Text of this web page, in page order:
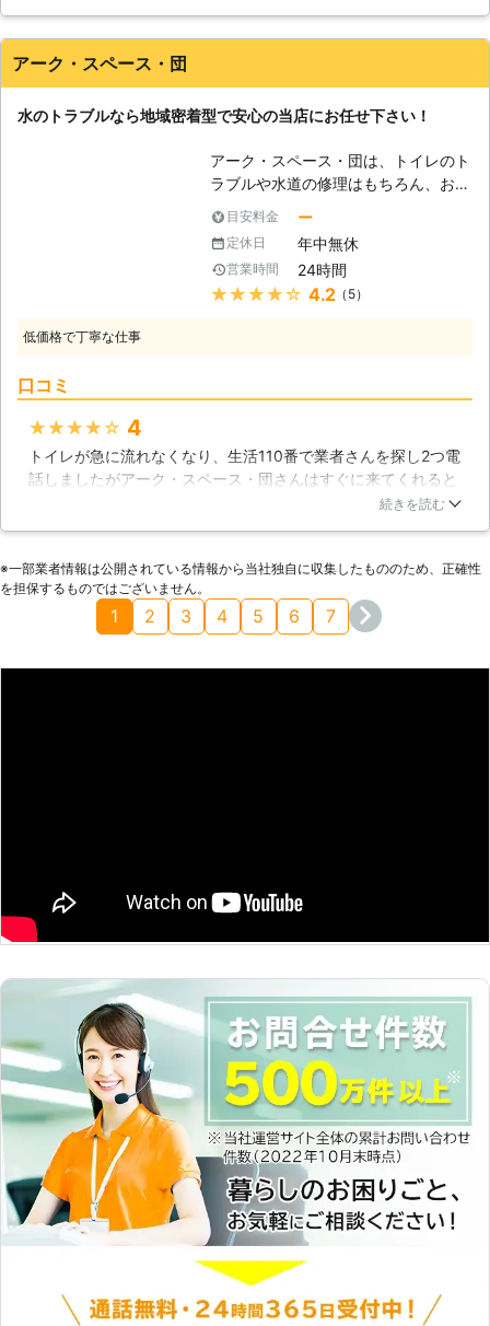
ご依頼頂ければと思います。 【トイ
レの水回りのトラブル】 トイレは便
パーを一度に流してしまった場合やペ
ンなどの異物を間違って流してしまっ
た場合など、様々な要因で詰まりが発
生してしまいます。詰まりを放置する
と、便器と床の間から水漏れが発生す
ることがあります。トイレタンクは内
部に、水をためておくパーツが複数設
置されており、不具合を起こすと水が
貯まらなくなったり、水の流れが極端
ら、またお願いしたいです。
大阪府 寝屋川市 2016年12月18日
アーク・スペース・団
水のトラブルなら地域密着型で安心の当店にお任せ下さい！
アーク・スペース・団は、トイレのト
ラブルや水道の修理はもちろん、お客
様の満足のいく住まいを形にするため
に家のことなら何でも行っておりま
す。お客様とのコミュニケーションを
大事に、家のリフォームや水のトラブ
ルなど何でも相談できる、地域密着型
は、高齢の方が生活しやすくするため
に、浴室やトイレ、洗面台をリフォー
ムすることです。一日の疲れを癒やす
ことができる浴室は、様々な機能を持
ます。トイレ洗面台も、もっと使いや
すいものや、高機能なものが販売され
ておりますので、生活の質を上げるた
ッチンにおける水回りのトラブル】
す。もし排水口からゴボゴボ異音がし
たり、水が流れなくなったら当店まで
ご相談下さい。
目安料金 ー
定休日 年中無休
営業時間 24時間
★★★★★ 4.2 （5）
低価格で丁寧な仕事
口コミ
★★★★★ 4
トイレが急に流れなくなり、生活110番で業者さんを探し2つ電
話しましたがアーク・スペース・団さんはすぐに来てくれると
いうお返事だったのでトイレつまり工事をお願いしました。こ
い、流れるようになったので一安心でした。
枚方市 2016年12月13日
続きを読む
※⼀部業者情報は公開されている情報から当社独⾃に収集したもののため、正確性
を担保するものではございません。
1 2 3 4 5 6 7